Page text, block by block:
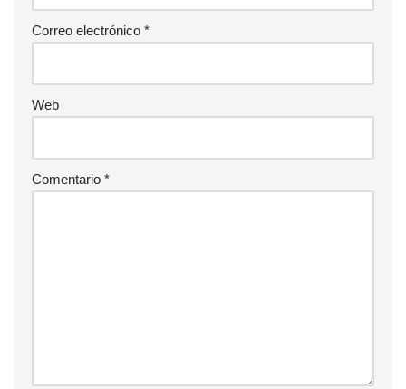
Correo electrónico *
Web
Comentario *